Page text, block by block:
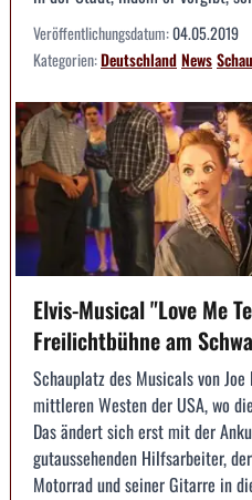
Veröffentlichungsdatum:04.05.2019
Kategorien:DeutschlandNews
Elvis-Musical "Love Me
Freilichtbühne am
Schauplatz des Musicals von
mittleren Westen der USA, wo
Das ändert sich erst mit der
gutaussehenden Hilfsarbeiter,
Motorrad und seiner Gitarre in